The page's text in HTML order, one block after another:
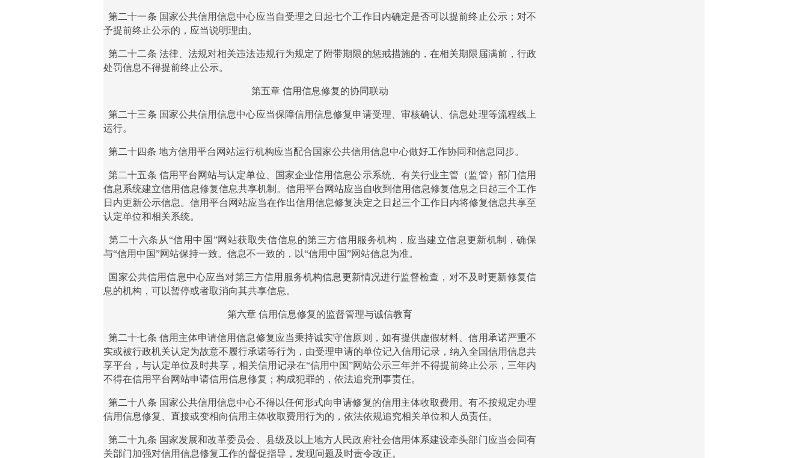
第二十一条 国家公共信用信息中心应当自受理之日起七个工作日内确定是否可以提前终止公示；对不
予提前终止公示的，应当说明理由。
第二十二条 法律、法规对相关违法违规行为规定了附带期限的惩戒措施的，在相关期限届满前，行政
处罚信息不得提前终止公示。
第五章 信用信息修复的协同联动
第二十三条 国家公共信用信息中心应当保障信用信息修复申请受理、审核确认、信息处理等流程线上
运行。
第二十四条 地方信用平台网站运行机构应当配合国家公共信用信息中心做好工作协同和信息同步。
第二十五条 信用平台网站与认定单位、国家企业信用信息公示系统、有关行业主管（监管）部门信用
信息系统建立信用信息修复信息共享机制。信用平台网站应当自收到信用信息修复信息之日起三个工作
日内更新公示信息。信用平台网站应当在作出信用信息修复决定之日起三个工作日内将修复信息共享至
认定单位和相关系统。
第二十六条从“信用中国”网站获取失信信息的第三方信用服务机构，应当建立信息更新机制，确保
与“信用中国”网站保持一致。信息不一致的，以“信用中国”网站信息为准。
国家公共信用信息中心应当对第三方信用服务机构信息更新情况进行监督检查，对不及时更新修复信
息的机构，可以暂停或者取消向其共享信息。
第六章 信用信息修复的监督管理与诚信教育
第二十七条 信用主体申请信用信息修复应当秉持诚实守信原则，如有提供虚假材料、信用承诺严重不
实或被行政机关认定为故意不履行承诺等行为，由受理申请的单位记入信用记录，纳入全国信用信息共
享平台，与认定单位及时共享，相关信用记录在“信用中国”网站公示三年并不得提前终止公示，三年内
不得在信用平台网站申请信用信息修复；构成犯罪的，依法追究刑事责任。
第二十八条 国家公共信用信息中心不得以任何形式向申请修复的信用主体收取费用。有不按规定办理
信用信息修复、直接或变相向信用主体收取费用行为的，依法依规追究相关单位和人员责任。
第二十九条 国家发展和改革委员会、县级及以上地方人民政府社会信用体系建设牵头部门应当会同有
关部门加强对信用信息修复工作的督促指导，发现问题及时责令改正。